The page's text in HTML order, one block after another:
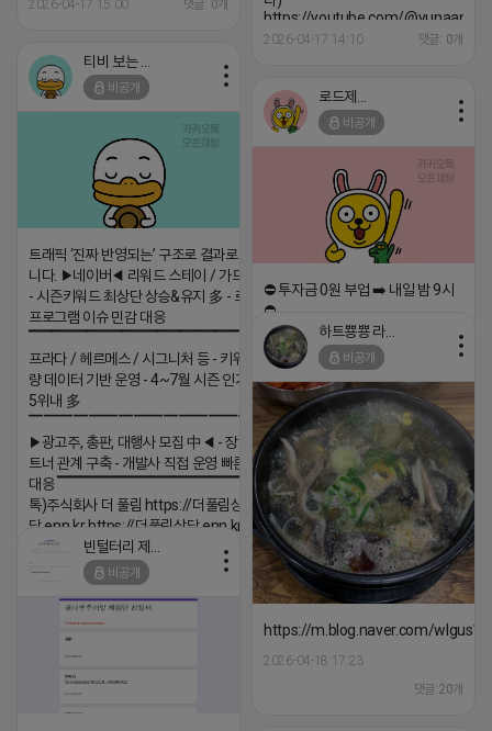
2026-04-17 15:00 댓글: 0개
https://youtube.com/
si=1q_QihwQFHRuOIIk
2026-04-17 14:10 댓글: 0개
비공개
트래픽 ‘진짜 반영되는’ 구조로 결과로 보여드립
니다. ▶네이버◀ 리워드 스테이 / 가드 / 자몽 등
- 시즌키워드 최상단 상승&유지 多 - 로직변화,
프로그램 이슈 민감 대응
▔▔▔▔▔▔▔▔▔▔▔▔▔▔▔▔▔▔ ▶쿠팡◀
프라다 / 헤르메스 / 시그니처 등 - 키워드 검색
량 데이터 기반 운영 - 4~7월 시즌 인기 키워드
5위내 多
▔▔▔▔▔▔▔▔▔▔▔▔▔▔▔▔▔▔
▶광고주, 총판, 대행사 모집 中◀ - 장기 협업 파
트너 관계 구축 - 개발사 직접 운영 빠른 피드백
대응 ▔▔▔▔▔▔▔▔▔▔▔▔▔▔▔▔▔▔ (카
톡)주식회사 더 풀림 https://더풀림상
담.enn.kr https://더풀림상담.enn.kr
2026-04-18 17:26
비공개
⛔️ 투자금 0원 부업 ➡️ 내일 밤 9시
⛔️
2026-04-18 17:23
하트뿅뿅 라이언
비공개
https://m.blog.naver.com/
2026-04-18 17:23
댓글:20개
비공개